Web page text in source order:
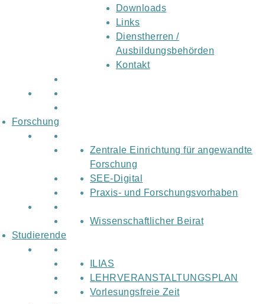
Downloads
Links
Dienstherren /
Ausbildungsbehörden
Kontakt
Forschung
Zentrale Einrichtung für angewandte
Forschung
SEE-Digital
Praxis- und Forschungsvorhaben
Wissenschaftlicher Beirat
Studierende
ILIAS
LEHRVERANSTALTUNGSPLAN
Vorlesungsfreie Zeit